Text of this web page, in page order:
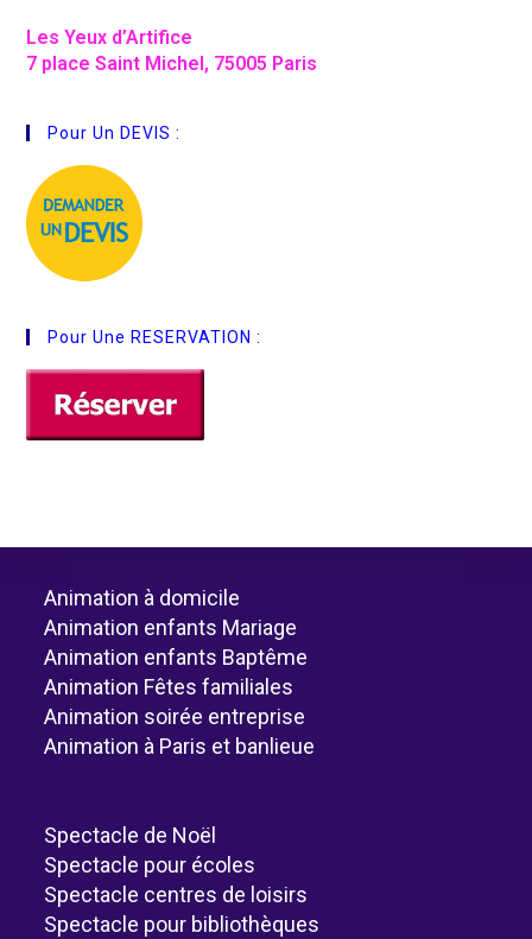
Les Yeux d’Artifice
7 place Saint Michel, 75005 Paris
Pour Un DEVIS :
Pour Une RESERVATION :
Animation à domicile
Animation enfants Mariage
Animation enfants Baptême
Animation Fêtes familiales
Animation soirée entreprise
Animation à Paris et banlieue
Spectacle de Noël
Spectacle pour écoles
Spectacle centres de loisirs
Spectacle pour bibliothèques